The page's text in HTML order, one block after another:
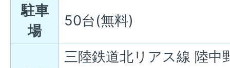
駐車
場
50台(無料)
三陸鉄道北リアス線 陸中